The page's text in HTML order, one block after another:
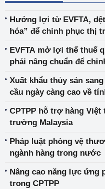
Hưởng lợi từ EVFTA,
hóa” để chinh phục thị
EVFTA mở lợi thế thuế
phải nâng chuẩn để
Xuất khẩu thủy sản
cầu ngày càng cao về
CPTPP hỗ trợ hàng
trường Malaysia
Pháp luật phòng vệ
ngành hàng trong nước
Nâng cao năng lực ứng
trong CPTPP